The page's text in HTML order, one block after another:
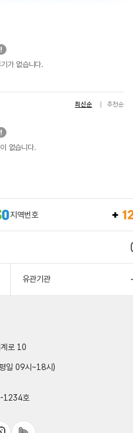
가 없습니다.
최신순 추천순
없습니다.
지역번호
유관기관
로 10
일 09시~18시)
1234호